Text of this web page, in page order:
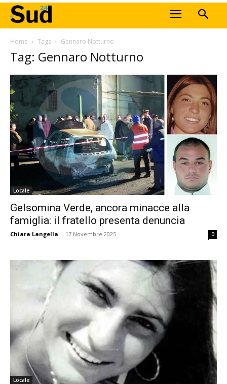
Home Tags Gennaro Notturno
Tag: Gennaro Notturno
Locale
Gelsomina Verde, ancora minacce alla
famiglia: il fratello presenta denuncia
Chiara Langella - 17 Novembre 2025 0
Locale